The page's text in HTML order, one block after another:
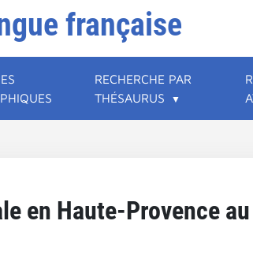
française
RECHERCHE PAR
THÉSAURUS
en Haute-Provence